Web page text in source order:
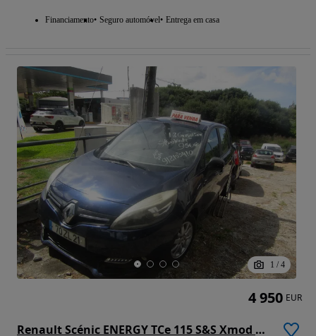
Financiamento Seguro automóvel Entrega em casa
1 / 4
Renault Scénic ENERGY TCe 115 S&S Xmod Bose Edition
4 950 EUR